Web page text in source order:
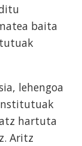
baita
lehengoa
hartuta
Aritz